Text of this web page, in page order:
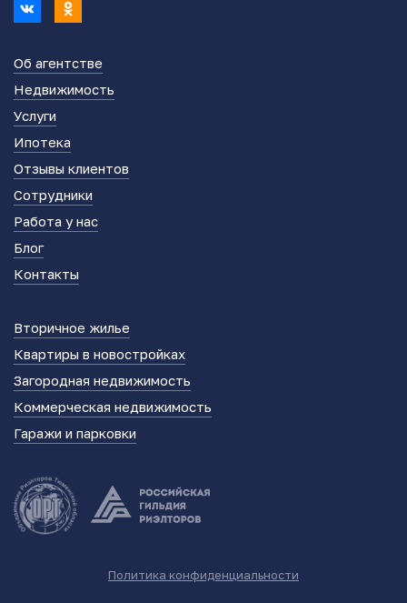
Об агентстве
Недвижимость
Услуги
Ипотека
Отзывы клиентов
Сотрудники
Работа у нас
Блог
Контакты
Вторичное жилье
Квартиры в новостройках
Загородная недвижимость
Коммерческая недвижимость
Гаражи и парковки
Политика конфиденциальности